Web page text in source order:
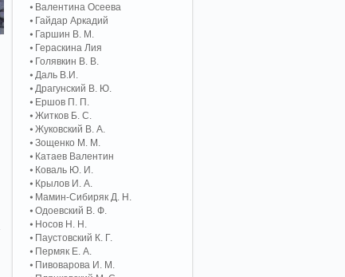
Валентина Осеева
Гайдар Аркадий
Гаршин В. М.
Гераскина Лия
Голявкин В. В.
Даль В.И.
Драгунский В. Ю.
Ершов П. П.
Житков Б. С.
Жуковский В. А.
Зощенко М. М.
Катаев Валентин
Коваль Ю. И.
Крылов И. А.
Мамин-Сибиряк Д. Н.
Одоевский В. Ф.
Носов Н. Н.
Паустовский К. Г.
Пермяк Е. А.
Пивоварова И. М.